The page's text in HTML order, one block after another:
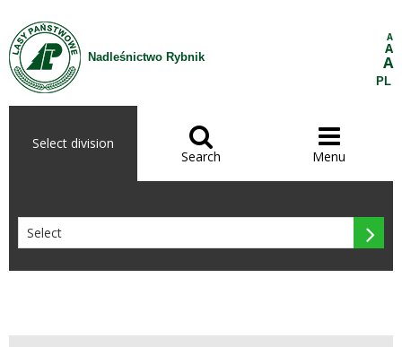
Skip to Content
Nadleśnictwo Rybnik
A
A
A
PL
Select division 
Search

Menu
